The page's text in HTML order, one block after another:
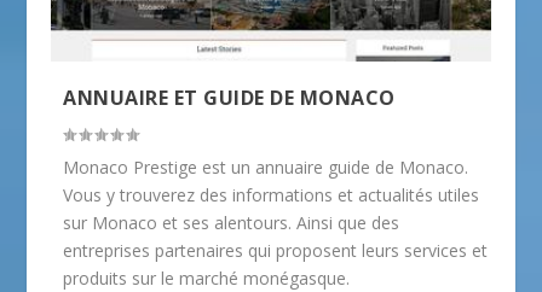
ANNUAIRE ET GUIDE DE MONACO
Monaco Prestige est un annuaire guide de Monaco.
Vous y trouverez des informations et actualités utiles
sur Monaco et ses alentours. Ainsi que des
entreprises partenaires qui proposent leurs services et
produits sur le marché monégasque.